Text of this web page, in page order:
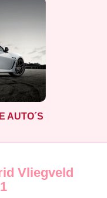
AUTO´S
Vliegveld